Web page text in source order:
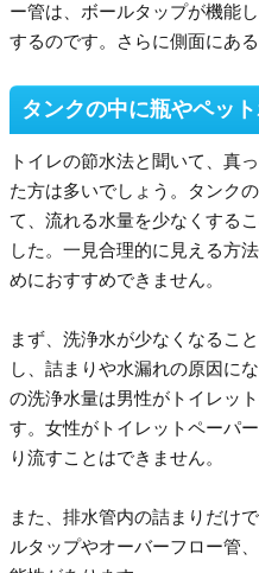
ー管は、ボールタップが機能
するのです。さらに側面にあ
タンクの中に瓶やペッ
トイレの節水法と聞いて、真
た方は多いでしょう。タンク
て、流れる水量を少なくする
した。一見合理的に見える方
めにおすすめできません。
まず、洗浄水が少なくなるこ
し、詰まりや水漏れの原因に
の洗浄水量は男性がトイレッ
す。女性がトイレットペーパ
り流すことはできません。
また、排水管内の詰まりだけ
ルタップやオーバーフロー管